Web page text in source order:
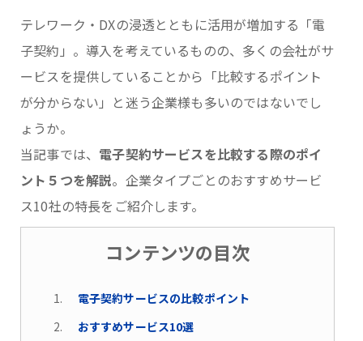
テレワーク・DXの浸透とともに活用が増加する「電
子契約」。導入を考えているものの、多くの会社がサ
ービスを提供していることから「比較するポイント
が分からない」と迷う企業様も多いのではないでし
ょうか。
当記事では、 電子契約サービスを比較する際のポイ
ント５つを解説。企業タイプごとのおすすめサービ
ス10社の特長をご紹介します。
コンテンツの目次
電子契約サービスの比較ポイント
おすすめサービス10選